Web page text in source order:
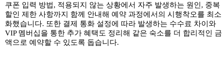
쿠폰 입력 방법, 적용되지 않는 상황에서 자주 발생하는 원인, 중복
할인 제한 사항까지 함께 안내해 예약 과정에서의 시행착오를 최소
화했습니다. 또한 결제 통화 설정에 따라 발생하는 수수료 차이와
VIP 멤버십을 통한 추가 혜택도 정리해 같은 숙소를 더 합리적인 금
액으로 예약할 수 있도록 돕습니다.